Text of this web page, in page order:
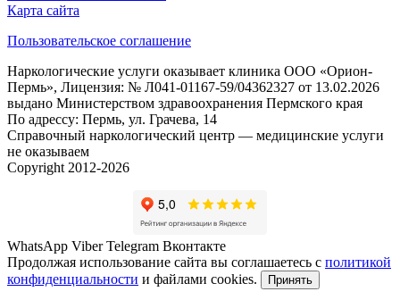
Карта сайта
Пользовательское соглашение
Наркологические услуги оказывает клиника ООО «Орион-
Пермь», Лицензия: № Л041-01167-59/04362327 от 13.02.2026
выдано Министерством здравоохранения Пермского края
По адрессу: Пермь, ул. Грачева, 14
Справочный наркологический центр — медицинские услуги
не оказываем
Copyright 2012-2026
WhatsApp Viber Telegram Вконтакте
Продолжая использование сайта вы соглашаетесь с политикой
конфиденциальности и файлами cookies. Принять